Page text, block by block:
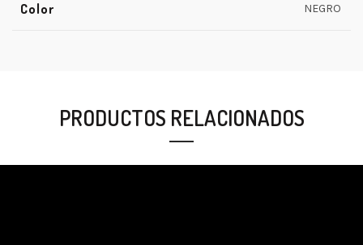
Color NEGRO
PRODUCTOS RELACIONADOS